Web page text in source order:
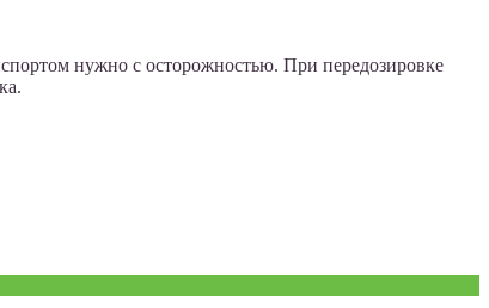
нужно с осторожностью. При передозировке